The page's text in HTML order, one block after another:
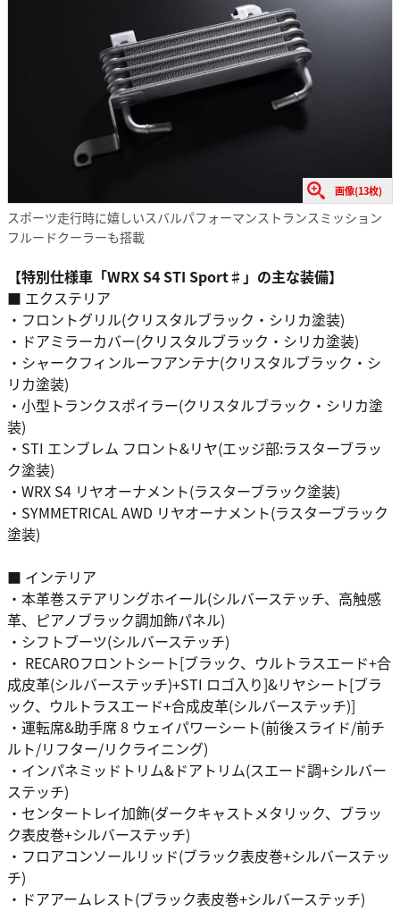
画像(13枚)
スポーツ走行時に嬉しいスバルパフォーマンストランスミッション
フルードクーラーも搭載
【特別仕様車「WRX S4 STI Sport♯」の主な装備】
■ エクステリア
・フロントグリル(クリスタルブラック・シリカ塗装)
・ドアミラーカバー(クリスタルブラック・シリカ塗装)
・シャークフィンルーフアンテナ(クリスタルブラック・シ
リカ塗装)
・小型トランクスポイラー(クリスタルブラック・シリカ塗
装)
・STI エンブレム フロント&リヤ(エッジ部:ラスターブラッ
ク塗装)
・WRX S4 リヤオーナメント(ラスターブラック塗装)
・SYMMETRICAL AWD リヤオーナメント(ラスターブラック
塗装)
■ インテリア
・本革巻ステアリングホイール(シルバーステッチ、高触感
革、ピアノブラック調加飾パネル)
・シフトブーツ(シルバーステッチ)
・ RECAROフロントシート[ブラック、ウルトラスエード+合
成皮革(シルバーステッチ)+STI ロゴ入り]&リヤシート[ブラ
ック、ウルトラスエード+合成皮革(シルバーステッチ)]
・運転席&助手席 8 ウェイパワーシート(前後スライド/前チ
ルト/リフター/リクライニング)
・インパネミッドトリム&ドアトリム(スエード調+シルバー
ステッチ)
・センタートレイ加飾(ダークキャストメタリック、ブラッ
ク表皮巻+シルバーステッチ)
・フロアコンソールリッド(ブラック表皮巻+シルバーステッ
チ)
・ドアアームレスト(ブラック表皮巻+シルバーステッチ)